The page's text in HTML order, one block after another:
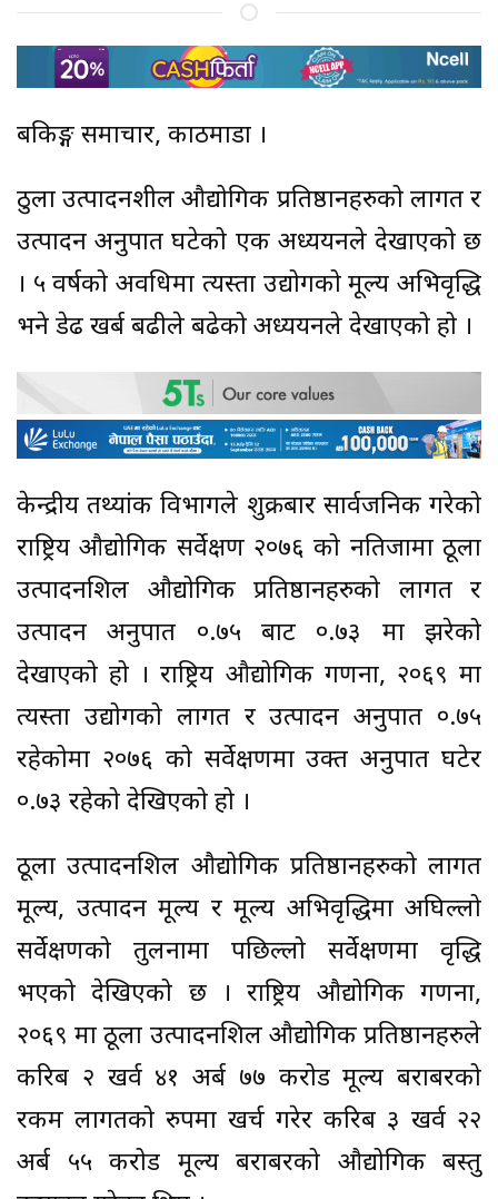
बैंकिङ्ग समाचार, काठमाडौं ।
ठुला उत्पादनशील औद्योगिक प्रतिष्ठानहरुको लागत र
उत्पादन अनुपात घटेको एक अध्ययनले देखाएको छ
। ५ वर्षको अवधिमा त्यस्ता उद्योगको मूल्य अभिवृद्धि
भने डेढ खर्ब बढीले बढेको अध्ययनले देखाएको हो ।
केन्द्रीय तथ्यांक विभागले शुक्रबार सार्वजनिक गरेको
राष्ट्रिय औद्योगिक सर्वेक्षण २०७६ को नतिजामा ठूला
उत्पादनशिल औद्योगिक प्रतिष्ठानहरुको लागत र
उत्पादन अनुपात ०.७५ बाट ०.७३ मा झरेको
देखाएको हो । राष्ट्रिय औद्योगिक गणना, २०६९ मा
त्यस्ता उद्योगको लागत र उत्पादन अनुपात ०.७५
रहेकोमा २०७६ को सर्वेक्षणमा उक्त अनुपात घटेर
०.७३ रहेको देखिएको हो ।
ठूला उत्पादनशिल औद्योगिक प्रतिष्ठानहरुको लागत
मूल्य, उत्पादन मूल्य र मूल्य अभिवृद्धिमा अघिल्लो
सर्वेक्षणको तुलनामा पछिल्लो सर्वेक्षणमा वृद्धि
भएको देखिएको छ । राष्ट्रिय औद्योगिक गणना,
२०६९ मा ठूला उत्पादनशिल औद्योगिक प्रतिष्ठानहरुले
करिब २ खर्व ४१ अर्ब ७७ करोड मूल्य बराबरको
रकम लागतको रुपमा खर्च गरेर करिब ३ खर्व २२
अर्ब ५५ करोड मूल्य बराबरको औद्योगिक बस्तु